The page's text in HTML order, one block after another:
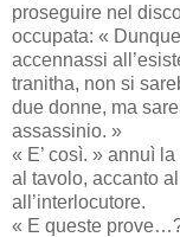
proseguire nel
occupata: «
accennassi
tranitha, non si
due donne, ma
assassinio. »
« E’ così. » annuì
al tavolo, accanto
all’interlocutore.
« E queste